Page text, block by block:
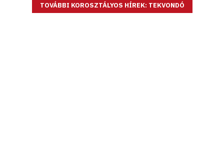
TOVÁBBI KOROSZTÁLYOS HÍREK: TEKVONDÓ